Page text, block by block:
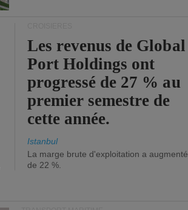
Les revenus de Global
Port Holdings ont
progressé de 27 % au
premier semestre de
cette année.
Istanbul
La marge brute d'exploitation a augmenté
de 22 %.